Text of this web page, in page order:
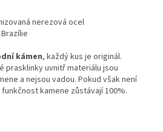
nerezová ocel
Brazílie
kámen, každý kus je originál.
prasklinky uvnitř materiálu jsou
a nejsou vadou. Pokud však není
kamene zůstávají 100%.